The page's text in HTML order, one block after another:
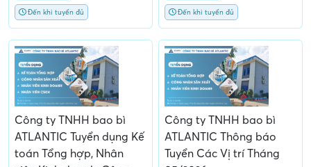
Đến khi tuyển đủ Đến khi tuyển đủ
Công ty TNHH bao bì
ATLANTIC Tuyển dụng Kế
toán Tổng hợp, Nhân
Công ty TNHH bao bì
ATLANTIC Thông báo
Tuyển Các Vị trí Tháng